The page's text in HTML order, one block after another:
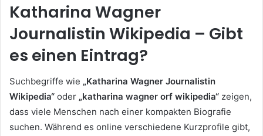
Katharina Wagner
Journalistin Wikipedia – Gibt
es einen Eintrag?
Suchbegriffe wie „Katharina Wagner Journalistin
Wikipedia“ oder „katharina wagner orf wikipedia“ zeigen,
dass viele Menschen nach einer kompakten Biografie
suchen. Während es online verschiedene Kurzprofile gibt,